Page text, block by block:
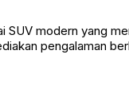
modern yang
pengalaman